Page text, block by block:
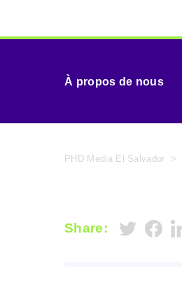
À propos de nous
PHD Media El Salvador >
Share: